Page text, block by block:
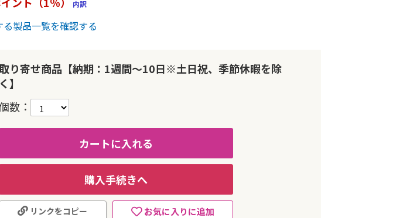
内訳
る製品一覧を確認する
り寄せ商品【納期：1週間～10日※土日祝、季節休暇を除
く】
数
カートに入れる
購入手続きへ
お気に入りに追加
リンクをコピー